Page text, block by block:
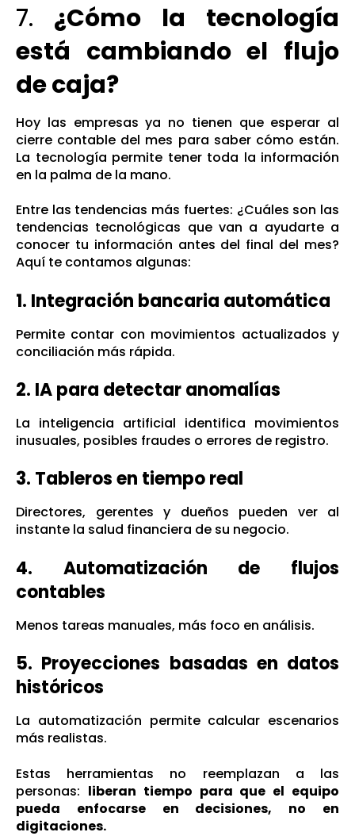
7. ¿Cómo la tecnología
está cambiando el flujo
de caja?
Hoy las empresas ya no tienen que esperar al
cierre contable del mes para saber cómo están.
La tecnología permite tener toda la información
en la palma de la mano.
Entre las tendencias más fuertes: ¿Cuáles son las
tendencias tecnológicas que van a ayudarte a
conocer tu información antes del final del mes?
Aquí te contamos algunas:
1. Integración bancaria automática
Permite contar con movimientos actualizados y
conciliación más rápida.
2. IA para detectar anomalías
La inteligencia artificial identifica movimientos
inusuales, posibles fraudes o errores de registro.
3. Tableros en tiempo real
Directores, gerentes y dueños pueden ver al
instante la salud financiera de su negocio.
4. Automatización de flujos
contables
Menos tareas manuales, más foco en análisis.
5. Proyecciones basadas en datos
históricos
La automatización permite calcular escenarios
más realistas.
Estas herramientas no reemplazan a las
personas: liberan tiempo para que el equipo
pueda enfocarse en decisiones, no en
digitaciones.